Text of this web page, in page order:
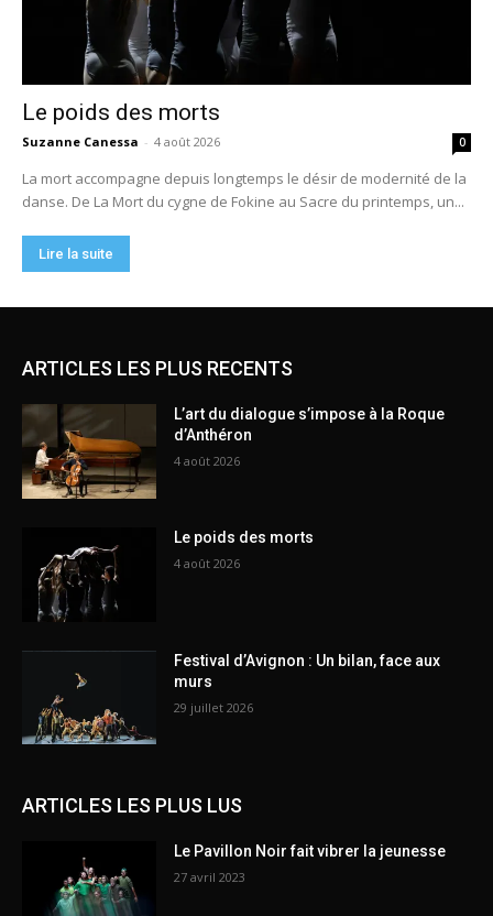
ARTICLES LES PLUS RECENTS
L’art du dialogue s’impose à la Roque
d’Anthéron
4 août 2026
Le poids des morts
4 août 2026
Festival d’Avignon : Un bilan, face aux
murs
29 juillet 2026
ARTICLES LES PLUS LUS
Le Pavillon Noir fait vibrer la jeunesse
27 avril 2023